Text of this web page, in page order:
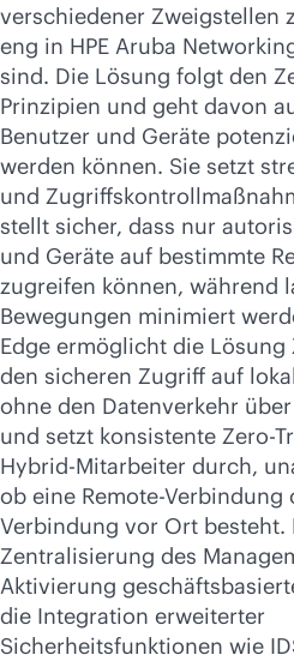
verschiedener Zweigstellen
eng in HPE Aruba
sind. Die Lösung folgt den
Prinzipien und geht davon
Benutzer und Geräte
werden können. Sie setzt
und
stellt sicher, dass nur
und Geräte auf bestimmte
zugreifen können, während
Bewegungen minimiert
Edge ermöglicht die Lösung
den sicheren Zugriff auf
ohne den Datenverkehr
und setzt konsistente Zero-
Hybrid-Mitarbeiter durch,
ob eine Remote-Verbindung
Verbindung vor Ort besteht.
Zentralisierung des
Aktivierung
die Integration erweiterter
Sicherheitsfunktionen wie